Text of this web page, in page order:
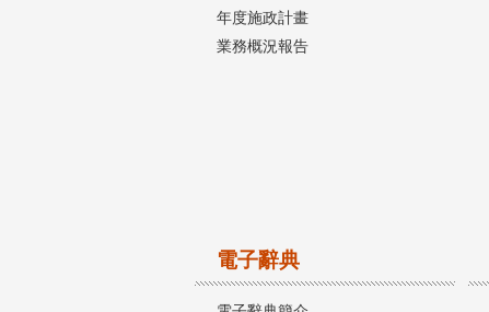
年度施政計畫
業務概況報告
電子辭典